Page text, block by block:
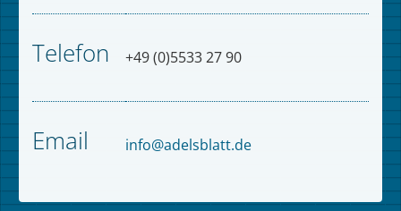
Telefon +49 (0)5533 27 90
Email info@adelsblatt.de